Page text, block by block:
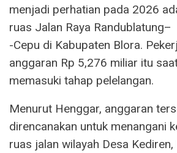
menjadi perhatian pada 2026
ruas Jalan Raya Randublatung–
-Cepu di Kabupaten Blora.
anggaran Rp 5,276 miliar itu
memasuki tahap pelelangan.
Menurut Henggar, anggaran
direncanakan untuk menangani
ruas jalan wilayah Desa